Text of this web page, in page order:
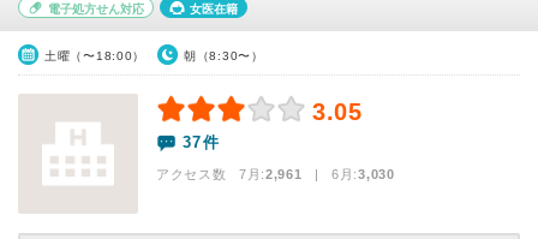
電子処方せん対応 女医在籍
土曜（〜18:00） 朝（8:30〜）
3.05
37件
アクセス数 7月:2,961 | 6月:3,030